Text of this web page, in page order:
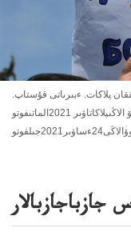
پلاكات. ءبىرىاتى قۇستاپ.
ش.ۋاشىققانۆ الاڭىپلاكاتاۋىر 2021الماتىفوتو: Qقالاسىلتەگىن
جازباجازبالار